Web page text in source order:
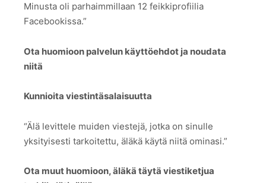
Minusta oli parhaimmillaan 12 feikkiprofiilia
Facebookissa.”
Ota huomioon palvelun käyttöehdot ja noudata
niitä
Kunnioita viestintäsalaisuutta
“Älä levittele muiden viestejä, jotka on sinulle
yksityisesti tarkoitettu, äläkä käytä niitä ominasi.”
Ota muut huomioon, äläkä täytä viestiketjua